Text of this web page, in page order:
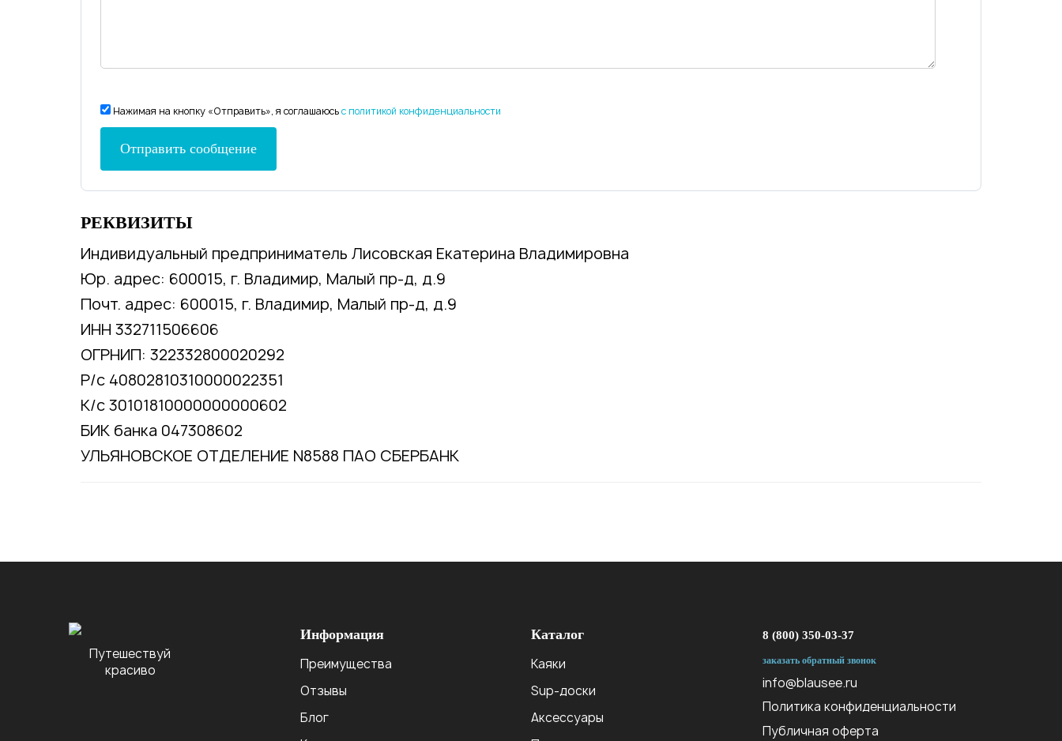
Нажимая на кнопку «Отправить», я соглашаюсьс политикой конфиденциальности
РЕКВИЗИТЫ
Индивидуальный предприниматель Лисовская Екатерина Владимировна
Юр. адрес: 600015, г. Владимир, Малый пр-д, д.9
Почт. адрес: 600015, г. Владимир, Малый пр-д, д.9
ИНН 332711506606
ОГРНИП: 322332800020292
Р/с 40802810310000022351
К/с 30101810000000000602
БИК банка 047308602
УЛЬЯНОВСКОЕ ОТДЕЛЕНИЕ N8588 ПАО СБЕРБАНК
Путешествуй
красиво
Информация
Преимущества
Отзывы
Блог
Каталог
Каяки
Sup-доски
Аксессуары
8 (800) 350-03-37
заказать обратный звонок
info@blausee.ru
Политика конфиденциальности
Публичная оферта